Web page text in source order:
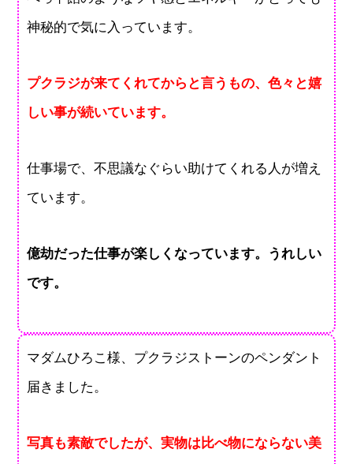
神秘的で気に入っています。
プクラジが来てくれてからと言うもの、色々と嬉
しい事が続いています。
仕事場で、不思議なぐらい助けてくれる人が増え
ています。
億劫だった仕事が楽しくなっています。うれしい
です。
マダムひろこ様、プクラジストーンのペンダント
届きました。
写真も素敵でしたが、実物は比べ物にならない美